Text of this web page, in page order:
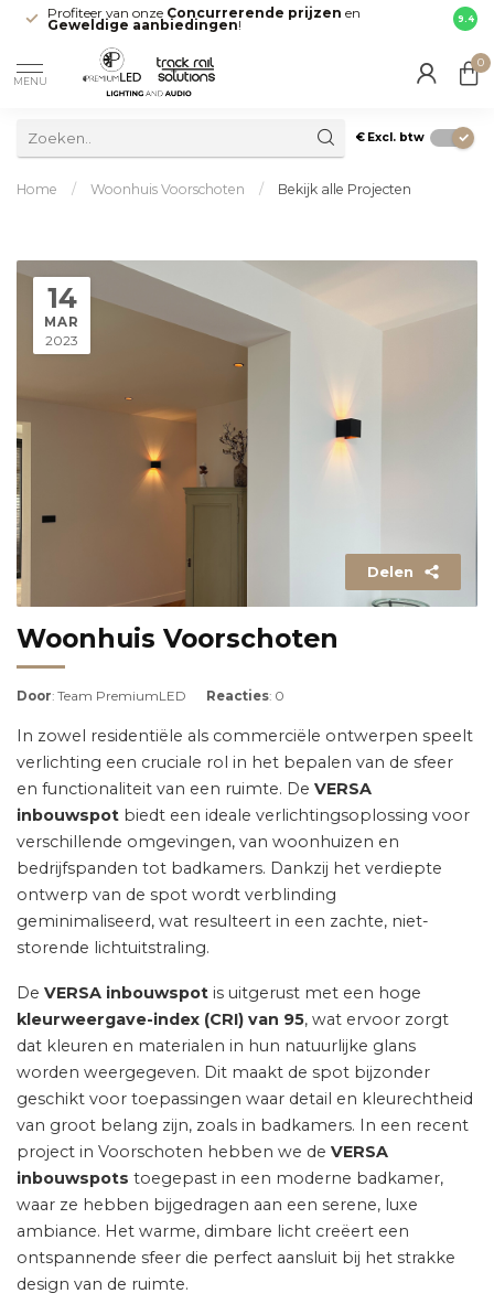
Profiteer van onze Concurrerende prijzen en
Geweldige aanbiedingen! direct
9.4
MENU
0
€ Excl. btw
Home / Woonhuis Voorschoten / Bekijk alle Projecten
14
MAR
2023
Delen
Woonhuis Voorschoten
Door: Team PremiumLED Reacties: 0
In zowel residentiële als commerciële ontwerpen speelt
verlichting een cruciale rol in het bepalen van de sfeer
en functionaliteit van een ruimte. De VERSA
inbouwspot biedt een ideale verlichtingsoplossing voor
verschillende omgevingen, van woonhuizen en
bedrijfspanden tot badkamers. Dankzij het verdiepte
ontwerp van de spot wordt verblinding
geminimaliseerd, wat resulteert in een zachte, niet-
storende lichtuitstraling.
De VERSA inbouwspot is uitgerust met een hoge
kleurweergave-index (CRI) van 95, wat ervoor zorgt
dat kleuren en materialen in hun natuurlijke glans
worden weergegeven. Dit maakt de spot bijzonder
geschikt voor toepassingen waar detail en kleurechtheid
van groot belang zijn, zoals in badkamers. In een recent
project in Voorschoten hebben we de VERSA
inbouwspots toegepast in een moderne badkamer,
waar ze hebben bijgedragen aan een serene, luxe
ambiance. Het warme, dimbare licht creëert een
ontspannende sfeer die perfect aansluit bij het strakke
design van de ruimte.